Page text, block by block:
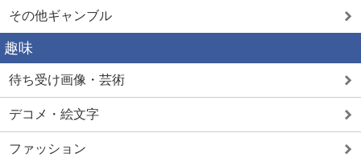
その他ギャンブル
趣味
待ち受け画像・芸術
デコメ・絵文字
ファッション